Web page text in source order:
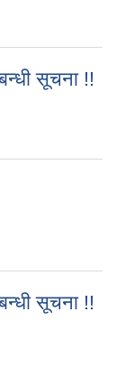
सूचना !!
सूचना !!